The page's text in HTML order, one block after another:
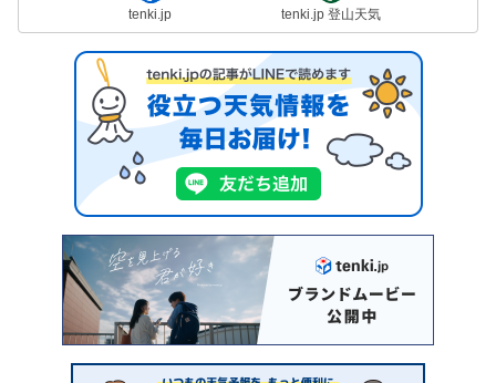
tenki.jp tenki.jp 登山天気